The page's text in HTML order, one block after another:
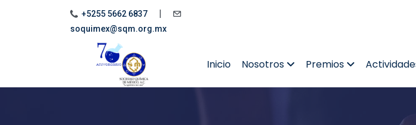
+5255 5662 6837 |
soquimex@sqm.org.mx
Inicio Nosotros Premios